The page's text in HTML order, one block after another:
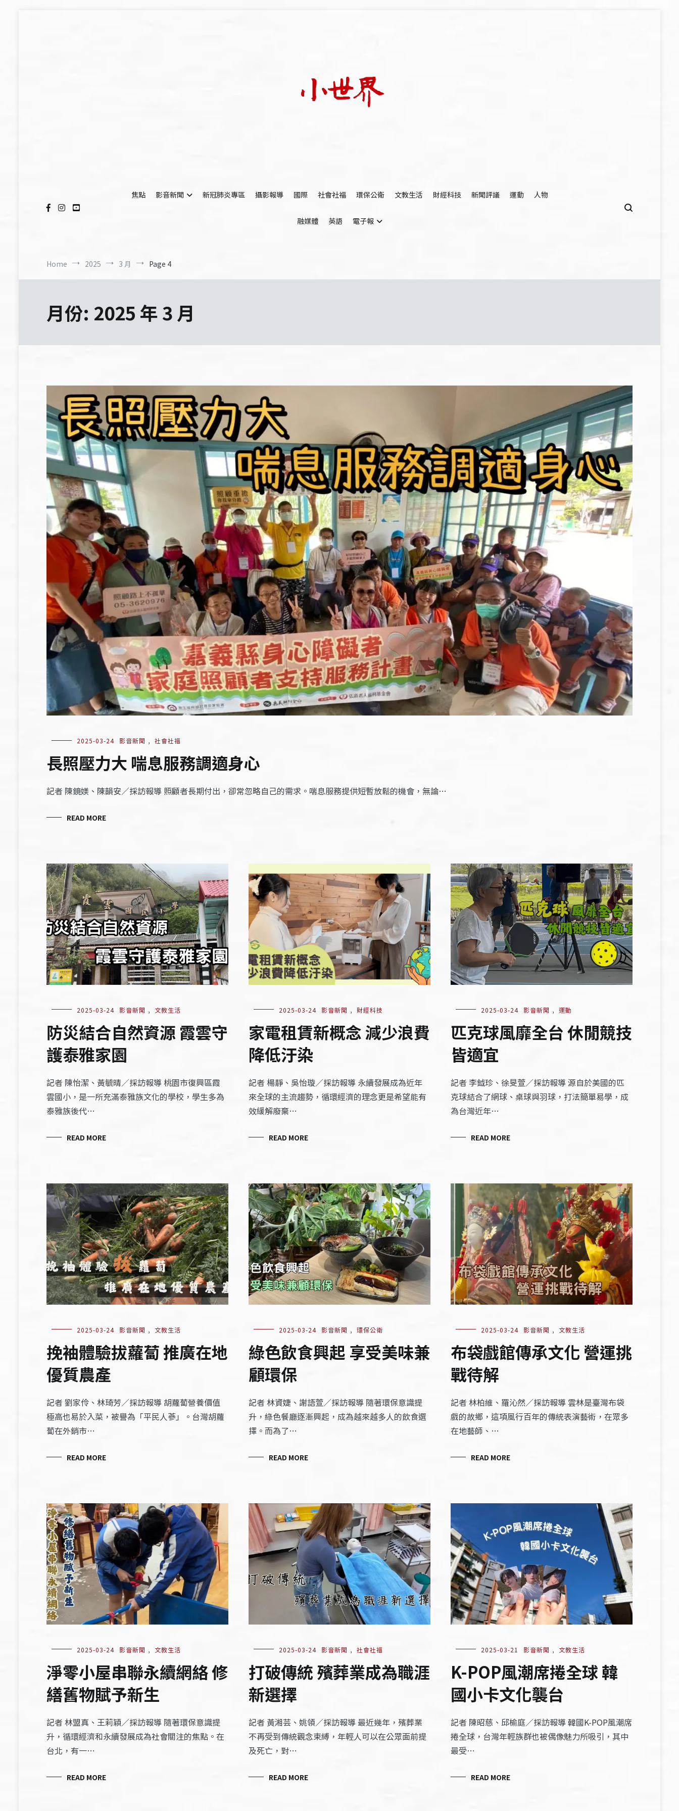
焦點
影音新聞 新冠肺炎專區 攝影報導 國際 社會社福 環保公衛 文教生活 財經科技 新聞評議 運動 人物
融媒體 英語 電子報
Home 2025 3 月 Page 4
月份: 2025 年 3 月
2025-03-24 影音新聞 , 社會社福
長照壓力大 喘息服務調適身心
記者 陳鏡媄、陳韻安／採訪報導 照顧者長期付出，卻常忽略自己的需求。喘息服務提供短暫放鬆的機會，無論…
READ MORE
2025-03-24 影音新聞 , 文教生活
防災結合自然資源 霞雲守
護泰雅家園
記者 陳怡潔、黃毓晴／採訪報導 桃園市復興區霞
雲國小，是一所充滿泰雅族文化的學校，學生多為
泰雅族後代…
READ MORE
2025-03-24 影音新聞 , 財經科技
家電租賃新概念 減少浪費
降低汙染
記者 楊靜、吳怡璇／採訪報導 永續發展成為近年
來全球的主流趨勢，循環經濟的理念更是希望能有
效緩解廢棄…
READ MORE
2025-03-24 影音新聞 , 運動
匹克球風靡全台 休閒競技
皆適宜
記者 李鉞珍、徐旻萱／採訪報導 源自於美國的匹
克球結合了網球、桌球與羽球，打法簡單易學，成
為台灣近年…
READ MORE
2025-03-24 影音新聞 , 文教生活
挽袖體驗拔蘿蔔 推廣在地
優質農產
記者 劉家伶、林琦芳／採訪報導 胡蘿蔔營養價值
極高也易於入菜，被譽為「平民人蔘」。台灣胡蘿
蔔在外銷市…
READ MORE
2025-03-24 影音新聞 , 環保公衛
綠色飲食興起 享受美味兼
顧環保
記者 林資婕、謝語萱／採訪報導 隨著環保意識提
升，綠色餐廳逐漸興起，成為越來越多人的飲食選
擇。而為了…
READ MORE
2025-03-24 影音新聞 , 文教生活
布袋戲館傳承文化 營運挑
戰待解
記者 林柏維、羅沁然／採訪報導 雲林是臺灣布袋
戲的故鄉，這項風行百年的傳統表演藝術，在眾多
在地藝師、…
READ MORE
2025-03-24 影音新聞 , 文教生活
淨零小屋串聯永續網絡 修
繕舊物賦予新生
記者 林盟真、王莉穎／採訪報導 隨著環保意識提
升，循環經濟和永續發展成為社會關注的焦點。在
台北，有一…
READ MORE
2025-03-24 影音新聞 , 社會社福
打破傳統 殯葬業成為職涯
新選擇
記者 黃湘芸、姚領／採訪報導 最近幾年，殯葬業
不再受到傳統觀念束縛，年輕人可以在公眾面前提
及死亡，對…
READ MORE
2025-03-21 影音新聞 , 文教生活
K-POP風潮席捲全球 韓
國小卡文化襲台
記者 陳昭慈、邱榆庭／採訪報導 韓國K-POP風潮席
捲全球，台灣年輕族群也被偶像魅力所吸引，其中
最受…
READ MORE